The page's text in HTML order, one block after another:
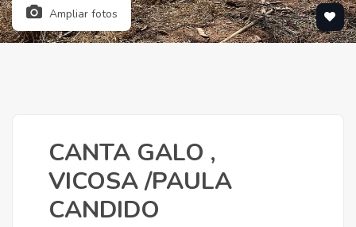
Ampliar fotos
CANTA GALO ,
VICOSA /PAULA
CANDIDO